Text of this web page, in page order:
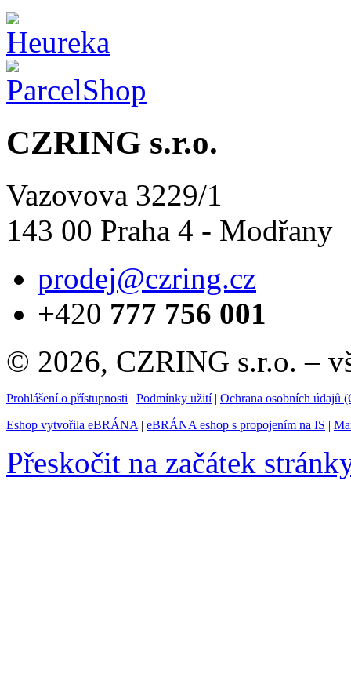
CZRING s.r.o.
Vazovova 3229/1
143 00 Praha 4 - Modřany
prodej@czring.cz
+420 777 756 001
© 2026, CZRING s.r.o. –
Prohlášení o přístupnosti | Podmínky užití| Ochrana osobních údajů
Eshop vytvořila eBRÁNA | eBRÁNA eshop s propojením na IS |
Přeskočit na začátek